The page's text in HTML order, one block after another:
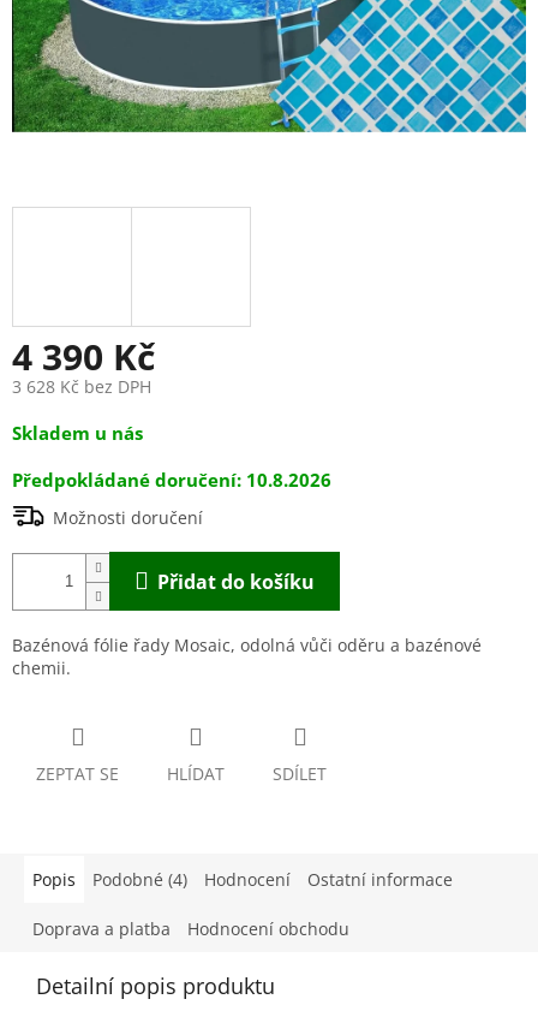
4 390 Kč
3 628 Kč bez DPH
Měrná
cena:
Skladem u nás
10.8.2026
Možnosti doručení
Přidat do košíku
Bazénová fólie řady Mosaic, odolná vůči oděru a bazénové
chemii.
ZEPTAT SE HLÍDAT SDÍLET
Popis Podobné (4) Hodnocení Ostatní informace
Doprava a platba Hodnocení obchodu
Detailní popis produktu